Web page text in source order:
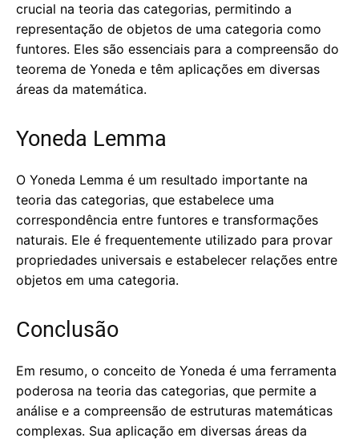
crucial na teoria das categorias, permitindo a
representação de objetos de uma categoria como
funtores. Eles são essenciais para a compreensão do
teorema de Yoneda e têm aplicações em diversas
áreas da matemática.
Yoneda Lemma
O Yoneda Lemma é um resultado importante na
teoria das categorias, que estabelece uma
correspondência entre funtores e transformações
naturais. Ele é frequentemente utilizado para provar
propriedades universais e estabelecer relações entre
objetos em uma categoria.
Conclusão
Em resumo, o conceito de Yoneda é uma ferramenta
poderosa na teoria das categorias, que permite a
análise e a compreensão de estruturas matemáticas
complexas. Sua aplicação em diversas áreas da